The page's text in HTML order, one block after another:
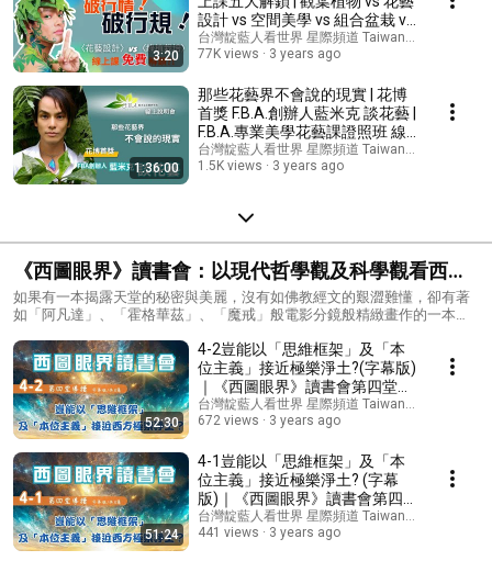
3:20
設計 vs 空間美學 vs 組合盆栽 vs
多肉植物 vs 庭園造景 vs 植栽 |
藍米克 | FBA花藝研究苑
台灣靛藍人看世界 星際頻道 Taiwan indigo 's
77K views
3 years ago
1:36:00
那些花藝界不會說的現實 | 花博
首獎 F.B.A.創辦人藍米克 談花藝 |
F.B.A.專業美學花藝課證照班 線
上說明會(字幕)
台灣靛藍人看世界 星際頻道 Taiwan indigo 's
1.5K views
3 years ago
《西圖眼界》讀書會：以現代哲學觀及科學觀看西土
文明
如果有一本揭露天堂的秘密與美麗，沒有如佛教經文的艱澀難懂，卻有著
如「阿凡達」、「霍格華茲」、「魔戒」般電影分鏡般精緻畫作的一本視
文字還能啟動每個人的神性DNA秘碼，使閱讀時透過腦波而使週邊信息場
維度立刻躍昇，感受得到靈魂悸動的奇幻之書。 《西圖眼界》這本透過作
者入定天啟後繪製的120幅精美又震撼畫作，用文字揭露最大的天堂秘密！
用最精緻頂尖的紙質印刷設計與精裝，保證是你見過美到天花板的書！是
你書架上最閃耀的法寶， 帶領你感受「打開書本，就打開一個浩瀚的異次
元時空之旅」！想知道更多訊息，歡迎上官網：
https://www.sukhavati.com.tw/ 跟著作者的腳步，一起遊歷西方極樂世
界，通往高意識維度的信息場。▼ 獲得最新訊息▼最新消息不錯過！加入
《Line社群》https://reurl.cc/X5aLbg藍米克全人教育協會 洽詢專線 0910-
108-928 （Line ID: 0910108928）
52:30
4-2豈能以「思維框架」及「本
位主義」接近極樂淨土?(字幕版)
｜《西圖眼界》讀書會第四堂｜
現代哲學觀及科學觀看西土文明
｜世界第一本探索「西方極樂世
Annie開講
台灣靛藍人看世界 星際頻道 Taiwan indigo 's
672 views
3 years ago
51:24
4-1豈能以「思維框架」及「本
位主義」接近極樂淨土? (字幕
版)｜《西圖眼界》讀書會第四
堂｜現代哲學觀及科學觀看西土
文明｜世界第一本探索「西方極
台灣靛藍人看世界 星際頻道 Taiwan indigo 's
441 views
3 years ago